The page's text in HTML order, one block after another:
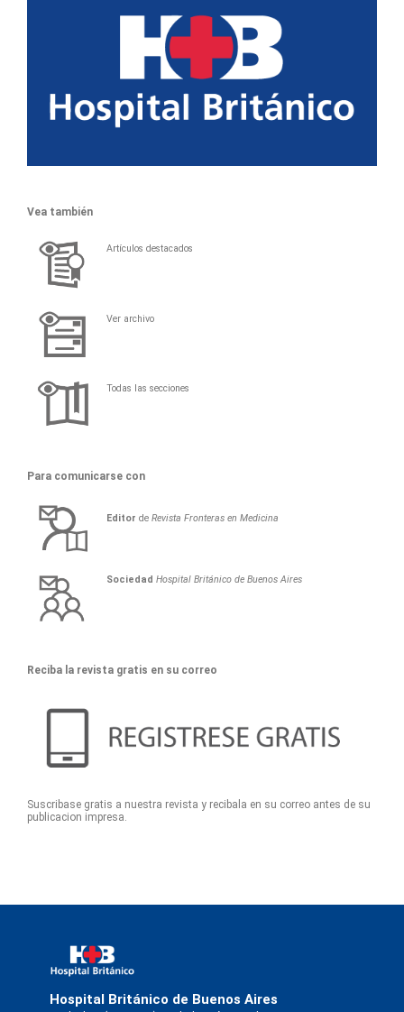
Vea también
Artículos destacados
Ver archivo
Todas las secciones
Para comunicarse con
Editor deRevista Fronteras en Medicina
Sociedad Hospital Británico de Buenos Aires
Reciba la revista gratis en su correo
Suscribase gratis a nuestra revista y recibala en su correo antes de su
publicacion impresa.
Hospital Británico de Buenos Aires